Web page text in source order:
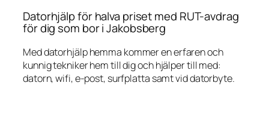
Datorhjälp för halva priset med RUT-avdrag
för dig som bor i Jakobsberg
Med datorhjälp hemma kommer en erfaren och
kunnig tekniker hem till dig och hjälper till med:
datorn, wifi, e-post, surfplatta samt vid datorbyte.